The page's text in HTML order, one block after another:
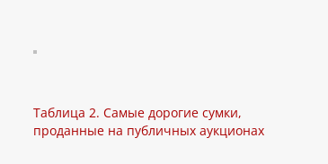
Таблица 2. Самые дорогие сумки,
проданные на публичных аукционах